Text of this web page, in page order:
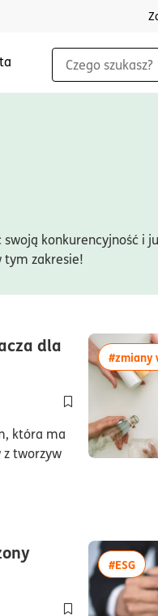
Wyszukiwarka
swoją konkurencyjność i
tym zakresie!
dla
Dodaj do półki/
która ma
tworzyw
#zmiany
#ESG